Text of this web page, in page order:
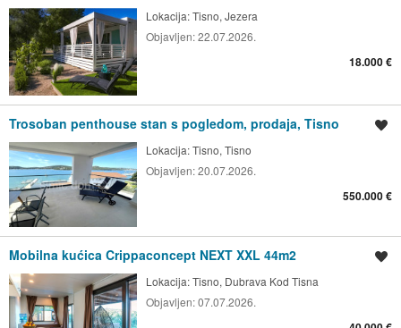
Lokacija:Tisno, Jezera
Objavljen:22.07.2026.
18.000 €
Trosoban penthouse stan s pogledom, prodaja, Tisno
Lokacija:Tisno, Tisno
Objavljen:20.07.2026.
550.000 €
Mobilna kućica Crippaconcept NEXT XXL 44m2
Lokacija:Tisno, Dubrava Kod Tisna
Objavljen:07.07.2026.